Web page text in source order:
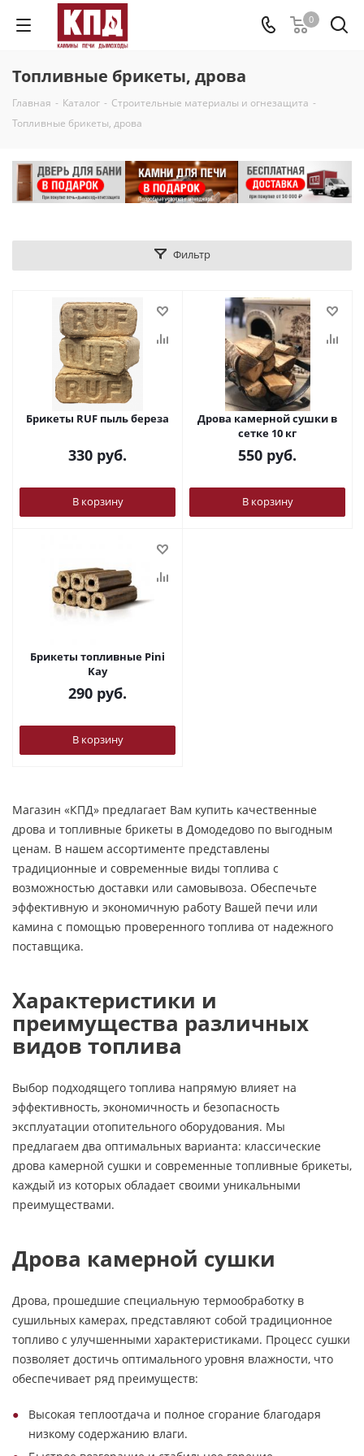
0
Топливные брикеты, дрова
Главная - Каталог - Строительные материалы и огнезащита -
Топливные брикеты, дрова
Фильтр
Брикеты RUF пыль береза
330 руб.
В корзину
Дрова камерной сушки в
сетке 10 кг
550 руб.
В корзину
Брикеты топливные Pini
Kay
290 руб.
В корзину
Магазин «КПД» предлагает Вам купить качественные
дрова и топливные брикеты в Домодедово по выгодным
ценам. В нашем ассортименте представлены
традиционные и современные виды топлива с
возможностью доставки или самовывоза. Обеспечьте
эффективную и экономичную работу Вашей печи или
камина с помощью проверенного топлива от надежного
поставщика.
Характеристики и
преимущества различных
видов топлива
Выбор подходящего топлива напрямую влияет на
эффективность, экономичность и безопасность
эксплуатации отопительного оборудования. Мы
предлагаем два оптимальных варианта: классические
дрова камерной сушки и современные топливные брикеты,
каждый из которых обладает своими уникальными
преимуществами.
Дрова камерной сушки
Дрова, прошедшие специальную термообработку в
сушильных камерах, представляют собой традиционное
топливо с улучшенными характеристиками. Процесс сушки
позволяет достичь оптимального уровня влажности, что
обеспечивает ряд преимуществ:
Высокая теплоотдача и полное сгорание благодаря
низкому содержанию влаги.